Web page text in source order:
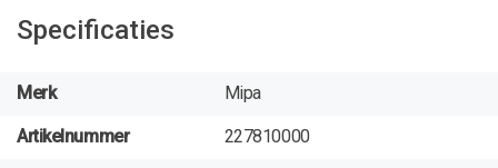
Specificaties
Merk Mipa
Artikelnummer 227810000